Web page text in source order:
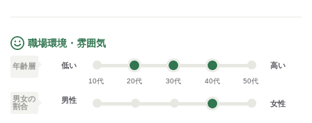
職場環境・雰囲気
年齢層 低い
10代 20代 30代 40代 50代
高い
男女の
割合
男性 女性